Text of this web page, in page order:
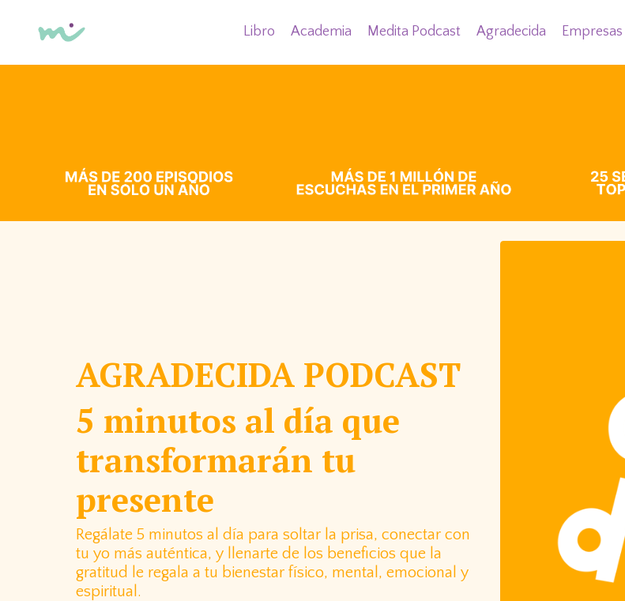
Libro Academia Medita Podcast Agradecida Empresas
AGRADECIDA PODCAST
5 minutos al día que
transformarán tu
presente
Regálate 5 minutos al día para soltar la prisa, conectar con
tu yo más auténtica, y llenarte de los beneficios que la
gratitud le regala a tu bienestar físico, mental, emocional y
espiritual.